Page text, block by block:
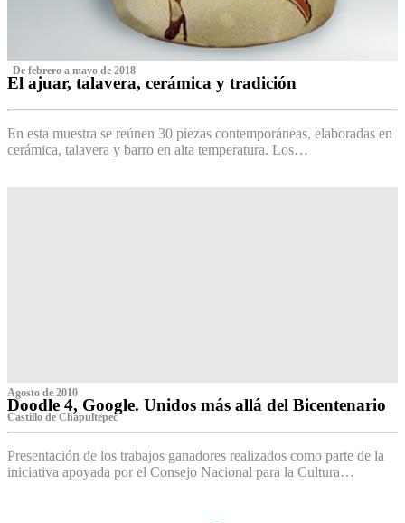
‌ De febrero a mayo de 2018
El ajuar, talavera, cerámica y tradición
En esta muestra se reúnen 30 piezas contemporáneas, elaboradas en
cerámica, talavera y barro en alta temperatura. Los…
Agosto de 2010
Doodle 4, Google. Unidos más allá del Bicentenario
Castillo de Chapultepec
Presentación de los trabajos ganadores realizados como parte de la
iniciativa apoyada por el Consejo Nacional para la Cultura…